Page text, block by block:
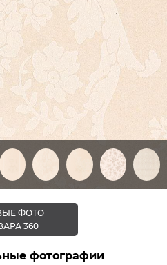
ФОТО
360
фотографии